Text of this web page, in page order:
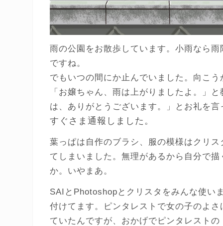
雨の公園をお散歩しています。小雨なら
ですね。
でもいつの間にか止んでいました。向こ
「お嬢ちゃん、雨は上がりましたよ。」
は、ありがとうございます。」とお礼を
すぐさま通報しました。
葉っぱは自作のブラシ、服の模様はクリ
てしまいました。無理があるから自分で
か。いやまあ。
SAIとPhotoshopとクリスタをみんな使い
付けてます。ピンタレストで女の子のよ
ていたんですが、おかげでピンタレスト